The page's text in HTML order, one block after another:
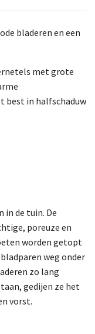
bladeren en een
met grote
best in halfschaduw
in de tuin. De
poreuze en
worden getopt
weg onder
zo lang
gedijen ze het
vorst.